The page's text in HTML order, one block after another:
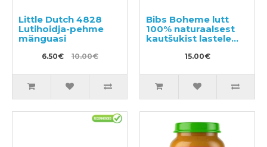
Little Dutch 4828
Lutihoidja-pehme
mänguasi
6.50€ 10.00€
Bibs Boheme lutt
100% naturaalsest
kautšukist lastele
15.00€